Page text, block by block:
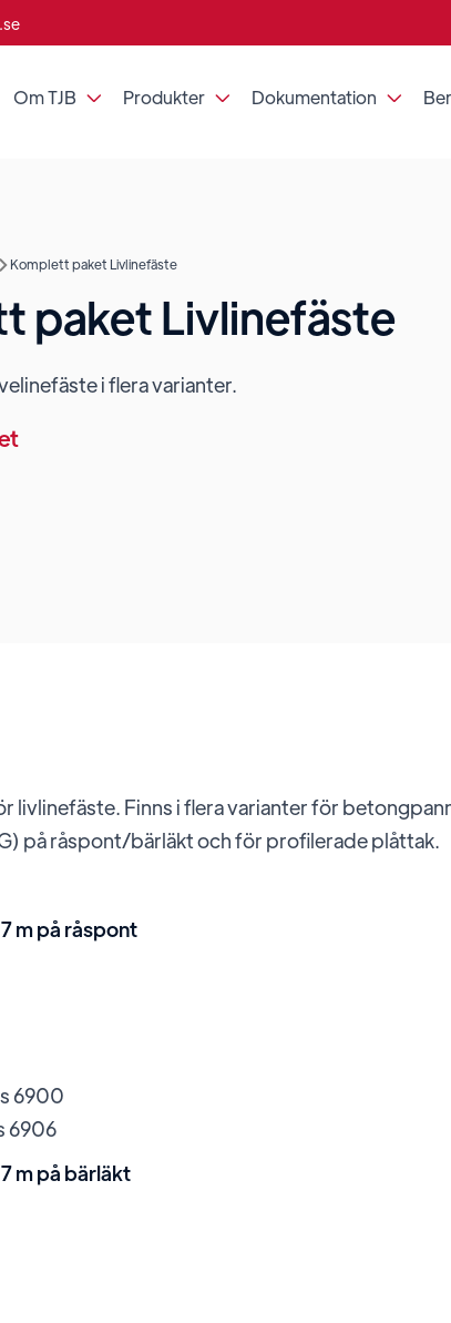
Om TJB  Produkter  Dokumentation 
Komplett paket Livlinefäste
paket Livlinefäste
i flera varianter.
livlinefäste. Finns i flera varianter för
på råspont/bärläkt och för profilerade plåttak.
m på råspont
6900
6906
m på bärläkt